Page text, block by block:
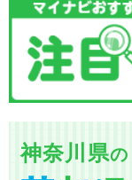
神奈川県の